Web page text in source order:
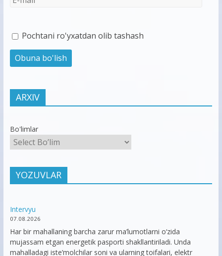
Pochtani ro'yxatdan olib tashash
ARXIV
Bo'limlar
YOZUVLAR
Intervyu
07.08.2026
Har bir mahallaning barcha zarur ma’lumotlarni o‘zida
mujassam etgan energetik pasporti shakllantiriladi. Unda
mahalladagi iste’molchilar soni va ularning toifalari, elektr